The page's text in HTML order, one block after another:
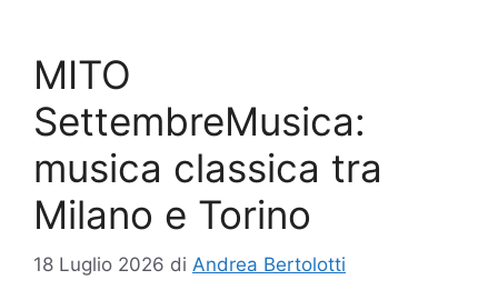
MITO
SettembreMusica:
musica classica tra
Milano e Torino
18 Luglio 2026 di Andrea Bertolotti